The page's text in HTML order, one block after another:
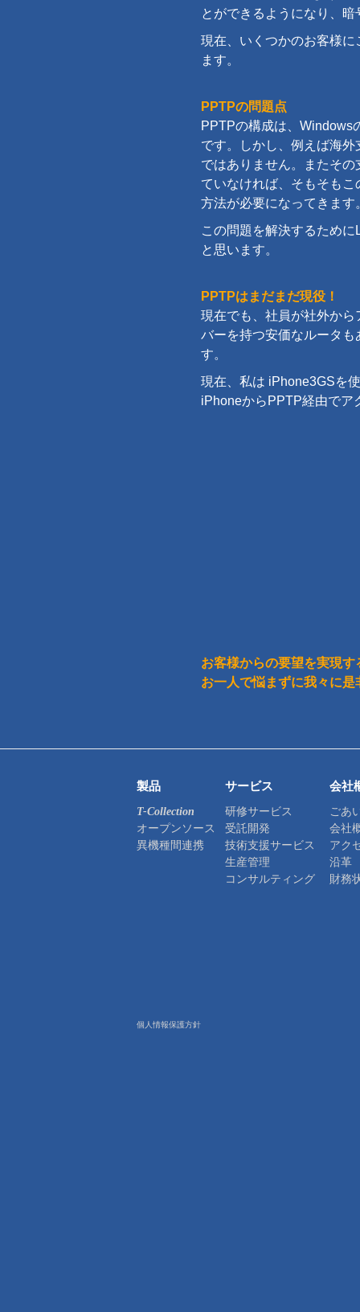
とができるようになり、
現在、いくつかのお客様
ます。
PPTPの問題点
PPTPの構成は、Windows
です。しかし、例えば海
ではありません。またそ
ていなければ、そもそも
方法が必要になってきます
この問題を解決するため
と思います。
PPTPはまだまだ現役！
現在でも、社員が社外か
バーを持つ安価なルータ
す。
現在、私は iPhone3GSを
iPhoneからPPTP経由でア
お客様からの要望を実現
お一人で悩まずに我々に
製品
T-Collection
オープンソース
異機種間連携
サービス
研修サービス
受託開発
技術支援サービス
生産管理
コンサルティング
会社
ごあ
会社
アク
沿革
財務
個人情報保護方針